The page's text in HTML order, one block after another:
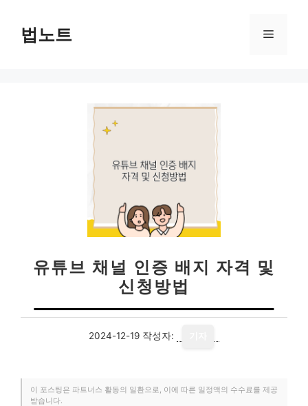
법노트 메
유튜브 채널 인증 배지 자격 및
신청방법
2024-12-19 작성자:
이 포스팅은 파트너스 활동의 일환으로, 이에 따른 일정액의 수수료를 제공
받습니다.